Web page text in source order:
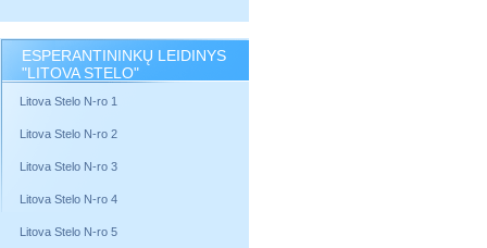
ESPERANTININKŲ LEIDINYS
"LITOVA STELO"
Litova Stelo N-ro 1
Litova Stelo N-ro 2
Litova Stelo N-ro 3
Litova Stelo N-ro 4
Litova Stelo N-ro 5